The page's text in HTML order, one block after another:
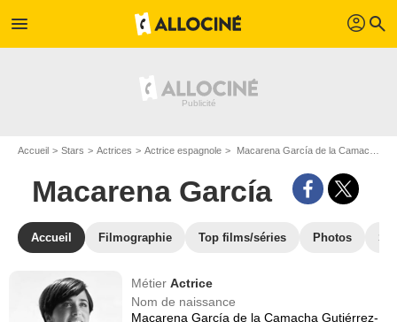
menu profil search
Accueil Stars Actrices Actrice espagnole Macarena García de la Camacha Gutiérrez-Ambrossi dit Macarena García
Macarena García
Accueil Filmographie Top films/séries Photos
MétierActrice
Nom de naissance
Macarena García de la Camacha Gutiérrez-